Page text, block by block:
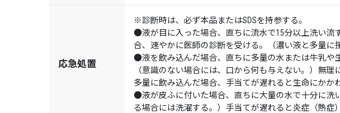
応急処置
※診断時は、必ず本品またはSDSを持参する。
●液が目に入った場合、直ちに流水で15分以上洗い流
合、速やかに医師の診断を受ける。（濃い液と多量に
●液を飲み込んだ場合、直ちに多量の水または牛乳や
（意識のない場合には、口から何も与えない。）無
多量に飲み込んだ場合、手当てが遅れると生命にかか
●液が皮ふに付いた場合、直ちに大量の水で十分に洗
る場合には洗濯する。）手当てが遅れると炎症（熱症